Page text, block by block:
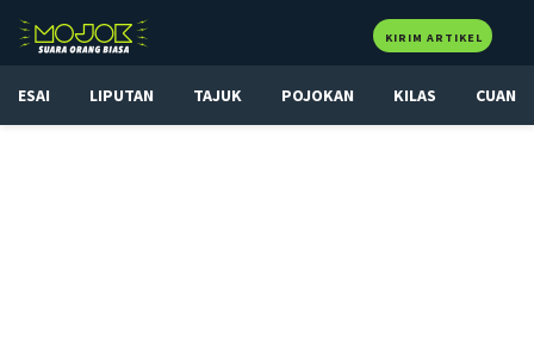
KIRIM ARTIKEL
ESAI LIPUTAN TAJUK POJOKAN KILAS CUAN